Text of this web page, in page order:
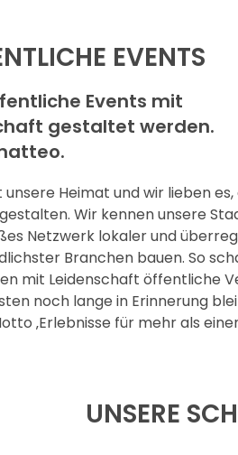
EVENTS
Events mit
gestaltet werden.
unsere Heimat und wir lieben
Wir kennen unsere
Netzwerk lokaler und
Branchen bauen. So
mit Leidenschaft öffentliche
noch lange in Erinnerung
‚Erlebnisse für mehr als
UNSERE